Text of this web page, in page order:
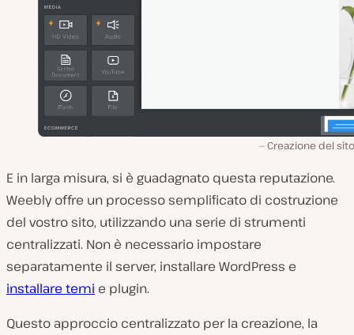
Creazione del
E in larga misura, si è guadagnato questa reputazione.
Weebly offre un processo semplificato di costruzione
del vostro sito, utilizzando una serie di strumenti
centralizzati. Non è necessario impostare
separatamente il server, installare WordPress e
installare temi e plugin.
Questo approccio centralizzato per la creazione, la